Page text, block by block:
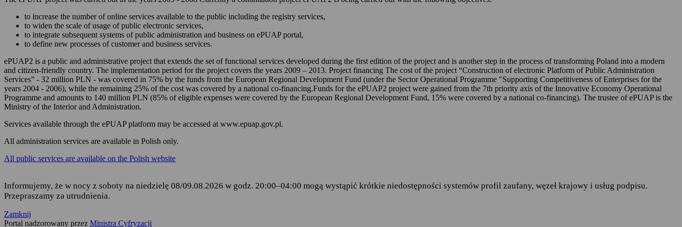
zarządzania Twoim kontem na ePUAP-ie,
korzystania z usług online udostępnionych na ePUAP-ie i w serwisie mObywatel.gov.pl,
składania podań i wniosków za pomocą formularzy elektronicznych udostępnionych na ePUAP-ie,
odbierania korespondencji doręczanej przez podmioty publiczne.
Podstawę przetwarzania danych stanowią:
Rozporządzenie Parlamentu Europejskiego i Rady (UE) 2016/679 z dnia 27 kwietnia 2016 r. w sprawie ochrony osób
fizycznych w związku z przetwarzaniem danych osobowych i w sprawie swobodnego przepływu takich danych oraz
Ustawa z dnia 17 lutego 2005 r. o informatyzacji działalności podmiotów realizujących zadania publiczne
ust. 1 i 2,
Rozporządzenie Ministra Cyfryzacji z dnia 5 października 2016 r. w sprawie zakresu i warunków korzystania z
elektronicznej platformy usług administracji publicznej.
Odbiorcą Twoich danych jest Centralny Ośrodek Informatyki, który w imieniu ministra właściwego do spraw informatyzacji
to increase the number of online services available to the public including the registry services,
to widen the scale of usage of public electronic services,
to integrate subsequent systems of public administration and business on ePUAP portal,
to define new processes of customer and business services.
ePUAP2 is a public and administrative project that extends the set of functional services developed during the first edition of the project and is another step in the process of transforming Poland into a modern
and citizen-friendly country. The implementation period for the project covers the years 2009 – 2013. Project financing The cost of the project “Construction of electronic Platform of Public Administration
Services” - 32 million PLN - was covered in 75% by the funds from the European Regional Development Fund (under the Sector Operational Programme "Supporting Competitiveness of Enterprises for the
years 2004 - 2006), while the remaining 25% of the cost was covered by a national co-financing.Funds for the ePUAP2 project were gained from the 7th priority axis of the Innovative Economy Operational
Programme and amounts to 140 million PLN (85% of eligible expenses were covered by the European Regional Development Fund, 15% were covered by a national co-financing). The trustee of ePUAP is the
Ministry of the Interior and Administration.
Services available through the ePUAP platform may be accessed at www.epuap.gov.pl.
All administration services are available in Polish only.
All public services are available on the Polish website
Informujemy, że w nocy z soboty na niedzielę 08/09.08.2026 w godz. 20:00–04:00 mogą wystąpić krótkie niedostępności systemów profil zaufany, węzeł krajowy i usług podpisu.
Przepraszamy za utrudnienia.
Zamknij
Portal nadzorowany przez Ministra Cyfryzacji